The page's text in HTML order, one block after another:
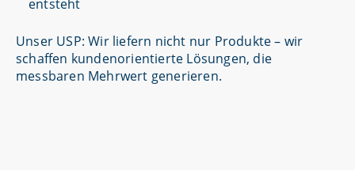
entsteht
Unser USP: Wir liefern nicht nur Produkte – wir
schaffen kundenorientierte Lösungen, die
messbaren Mehrwert generieren.